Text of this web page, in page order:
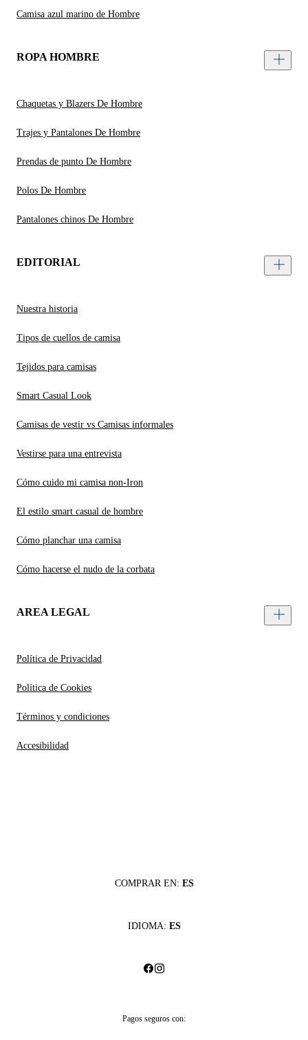
Camisa azul marino de Hombre
ROPA HOMBRE
Chaquetas y Blazers De Hombre
Trajes y Pantalones De Hombre
Prendas de punto De Hombre
Polos De Hombre
Pantalones chinos De Hombre
EDITORIAL
Nuestra historia
Tipos de cuellos de camisa
Tejidos para camisas
Smart Casual Look
Camisas de vestir vs Camisas informales
Vestirse para una entrevista
Cómo cuido mi camisa non-Iron
El estilo smart casual de hombre
Cómo planchar una camisa
Cómo hacerse el nudo de la corbata
AREA LEGAL
Política de Privacidad
Política de Cookies
Términos y condiciones
Accesibilidad
COMPRAR EN: ES
IDIOMA: ES
Pagos seguros con: